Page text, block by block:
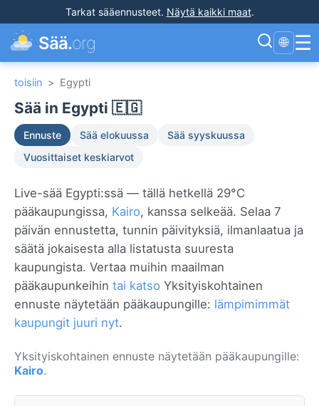
Tarkat sääennusteet. Näytä kaikki maat.
Sää.org 🌐 ☰
toisiin > Egypti
Sää in Egypti 🇪🇬
Ennuste Sää elokuussa
Sää syyskuussa
Vuosittaiset keskiarvot
Live-sää Egypti:ssä — tällä hetkellä 29°C
pääkaupungissa, Kairo, kanssa selkeää. Selaa 7
päivän ennustetta, tunnin päivityksiä, ilmanlaatua ja
säätä jokaisesta alla listatusta suuresta
kaupungista. Vertaa muihin maailman
pääkaupunkeihin tai katso Yksityiskohtainen
ennuste näytetään pääkaupungille: lämpimimmät
kaupungit juuri nyt.
Yksityiskohtainen ennuste näytetään pääkaupungille:
Kairo.